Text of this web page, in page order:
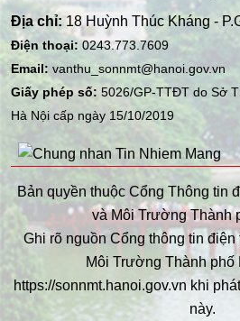
Địa chỉ: 18 Huỳnh Thúc Kháng -
Điện thoại: 0243.773.7609
Email: vanthu_sonnmt@hanoi.gov.vn
Giấy phép số: 5026/GP-TTĐT do Sở
Hà Nội cấp ngày 15/10/2019
Bản quyền thuộc Cổng Thông tin
và Môi Trường Thành
Ghi rõ nguồn Cổng thông tin
Môi Trường Thành phố
https://sonnmt.hanoi.gov.vn khi
này.